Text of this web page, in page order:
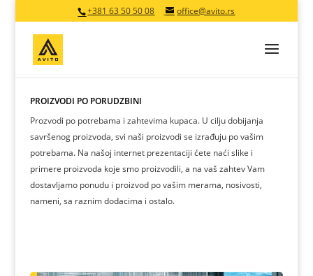
+381 63 50 50 08 office@avito.rs
PROIZVODI PO PORUDŽBINI
Prozvodi po potrebama i zahtevima kupaca. U cilju dobijanja
savršenog proizvoda, svi naši proizvodi se izrađuju po vašim
potrebama. Na našoj internet prezentaciji ćete naći slike i
primere proizvoda koje smo proizvodili, a na vaš zahtev Vam
dostavljamo ponudu i proizvod po vašim merama, nosivosti,
nameni, sa raznim dodacima i ostalo.